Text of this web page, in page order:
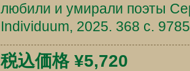
любили и умирали поэты
Individuum, 2025. 368 c.
税込価格 ¥5,720